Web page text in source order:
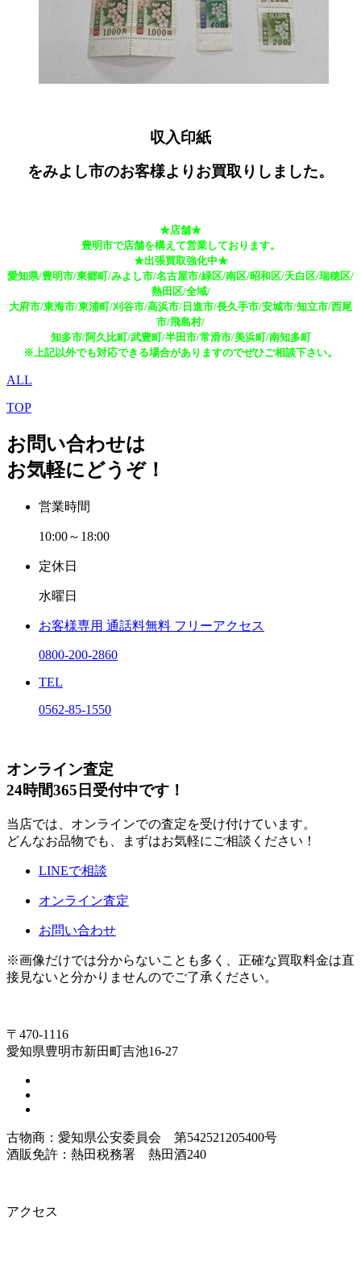
収入印紙
をみよし市のお客様よりお買取りしました。
★店舗★
豊明市で店舗を構えて営業しております。
★出張買取強化中★
愛知県/豊明市/東郷町/みよし市/名古屋市/緑区/南区/昭和区/天白区/瑞穂区/
熱田区/全域/
大府市/東海市/東浦町/刈谷市/高浜市/日進市/長久手市/安城市/知立市/西尾
市/飛島村/
知多市/阿久比町/武豊町/半田市/常滑市/美浜町/南知多町
※上記以外でも対応できる場合がありますのでぜひご相談下さい。
ALL
TOP
お問い合わせは
お気軽にどうぞ！
営業時間
10:00～18:00
定休日
水曜日
お客様専用 通話料無料 フリーアクセス
0800-200-2860
TEL
0562-85-1550
オンライン査定
24時間365日受付中です！
当店では、オンラインでの査定を受け付けています。
どんなお品物でも、まずはお気軽にご相談ください！
LINEで相談
オンライン査定
お問い合わせ
※画像だけでは分からないことも多く、正確な買取料金は直
接見ないと分かりませんのでご了承ください。
〒470-1116
愛知県豊明市新田町吉池16-27
古物商：愛知県公安委員会 第542521205400号
酒販免許：熱田税務署 熱田酒240
アクセス